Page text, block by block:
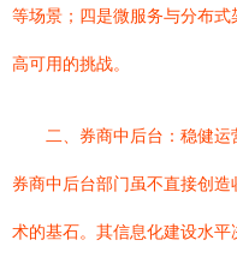
等场景；四是微服务与分布
高可用的挑战。
二、券商中后台：稳健运
券商中后台部门虽不直接创
术的基石。其信息化建设水